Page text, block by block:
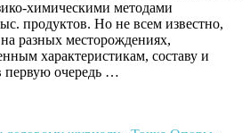
химическими методами
продуктов. Но не всем известно,
разных месторождениях,
характеристикам, составу и
первую очередь …